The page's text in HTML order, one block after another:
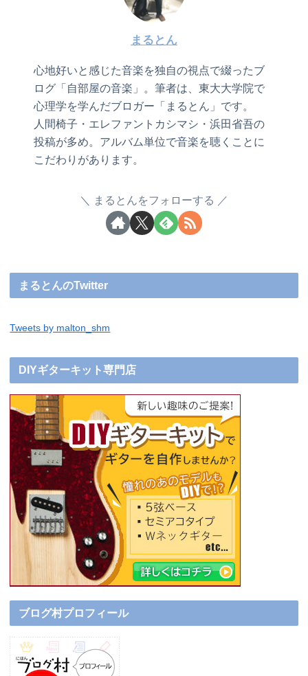
まるとん
心地好いと感じた音楽を独自の視点で綴ったブ
ログ「自部屋の音楽」。筆者は、東大大学院で
心理学を学んだブロガー「まるとん」です。
人間椅子・エレファントカシマシ・浜田省吾の
投稿が多め。アルバム単位で音楽を聴くことに
こだわりがあります。
まるとんをフォローする
まるとんのTwitter
Tweets by malton_shm
DIYギターキット専門店
ブログ村プロフィール